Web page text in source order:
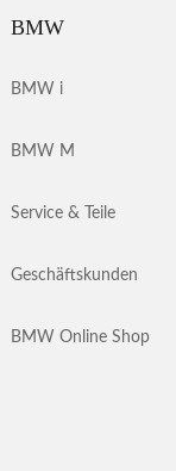
BMW
BMW i
BMW M
Service & Teile
Geschäftskunden
BMW Online Shop